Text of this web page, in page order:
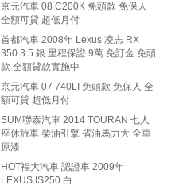
京元汽車 08 C200K 免頭款 免保人
全額可貸 超低月付
首都汽車 2008年 Lexus 凌志 RX
350 3.5 銀 里程保證 9萬 免訂金 免頭
款 全額貸款實施中
京元汽車 07 740LI 免頭款 免保人 全
額可貸 超低月付
SUM聯泰汽車 2014 TOURAN 七人
座休旅車 柴油引擎 省油馬力大 全車
原漆
HOT福大汽車 認證車 2009年
LEXUS IS250 白